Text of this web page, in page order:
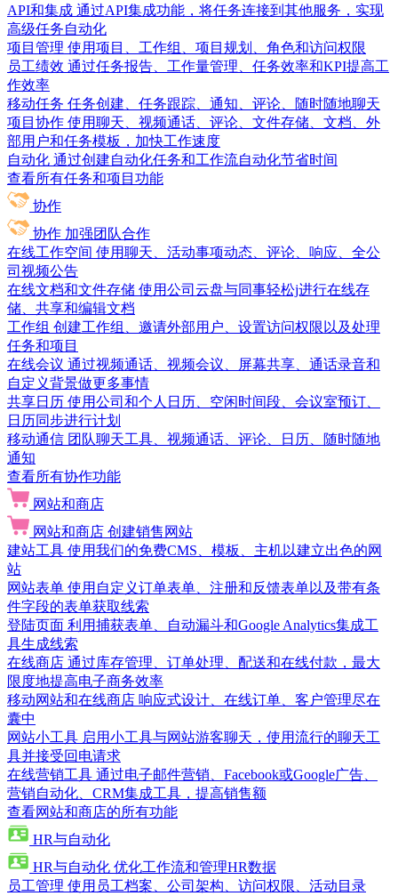
API和集成 通过API集成功能，将任务连接到其他服务，实现
高级任务自动化
项目管理 使用项目、工作组、项目规划、角色和访问权限
员工绩效 通过任务报告、工作量管理、任务效率和KPI提高工
作效率
移动任务 任务创建、任务跟踪、通知、评论、随时随地聊天
项目协作 使用聊天、视频通话、评论、文件存储、文档、外
部用户和任务模板，加快工作速度
自动化 通过创建自动化任务和工作流自动化节省时间
查看所有任务和项目功能
协作
协作 加强团队合作
在线工作空间 使用聊天、活动事项动态、评论、响应、全公
司视频公告
在线文档和文件存储 使用公司云盘与同事轻松j进行在线存
储、共享和编辑文档
工作组 创建工作组、邀请外部用户、设置访问权限以及处理
任务和项目
在线会议 通过视频通话、视频会议、屏幕共享、通话录音和
自定义背景做更多事情
共享日历 使用公司和个人日历、空闲时间段、会议室预订、
日历同步进行计划
移动通信 团队聊天工具、视频通话、评论、日历、随时随地
通知
查看所有协作功能
网站和商店
网站和商店 创建销售网站
建站工具 使用我们的免费CMS、模板、主机以建立出色的网
站
网站表单 使用自定义订单表单、注册和反馈表单以及带有条
件字段的表单获取线索
登陆页面 利用捕获表单、自动漏斗和Google Analytics集成工
具生成线索
在线商店 通过库存管理、订单处理、配送和在线付款，最大
限度地提高电子商务效率
移动网站和在线商店 响应式设计、在线订单、客户管理尽在
囊中
网站小工具 启用小工具与网站游客聊天，使用流行的聊天工
具并接受回电请求
在线营销工具 通过电子邮件营销、Facebook或Google广告、
营销自动化、CRM集成工具，提高销售额
查看网站和商店的所有功能
HR与自动化
HR与自动化 优化工作流和管理HR数据
员工管理 使用员工档案、公司架构、访问权限、活动目录